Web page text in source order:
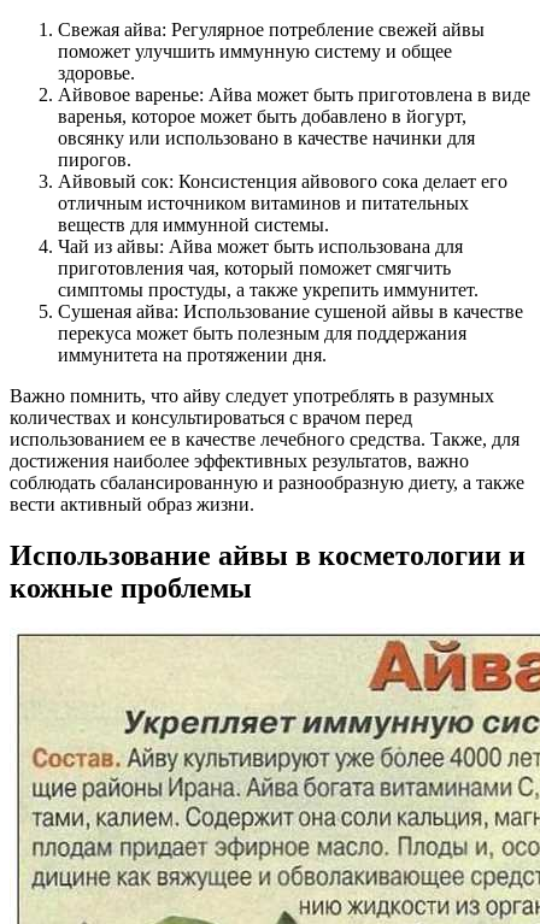
Свежая айва: Регулярное потребление свежей айвы
поможет улучшить иммунную систему и общее
здоровье.
Айвовое варенье: Айва может быть приготовлена в виде
варенья, которое может быть добавлено в йогурт,
овсянку или использовано в качестве начинки для
пирогов.
Айвовый сок: Консистенция айвового сока делает его
отличным источником витаминов и питательных
веществ для иммунной системы.
Чай из айвы: Айва может быть использована для
приготовления чая, который поможет смягчить
симптомы простуды, а также укрепить иммунитет.
Сушеная айва: Использование сушеной айвы в качестве
перекуса может быть полезным для поддержания
иммунитета на протяжении дня.
Важно помнить, что айву следует употреблять в разумных
количествах и консультироваться с врачом перед
использованием ее в качестве лечебного средства. Также, для
достижения наиболее эффективных результатов, важно
соблюдать сбалансированную и разнообразную диету, а также
вести активный образ жизни.
Использование айвы в косметологии и
кожные проблемы